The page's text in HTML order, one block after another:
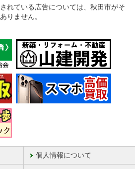
れている広告については、秋田市がそ
りません。
個人情報について